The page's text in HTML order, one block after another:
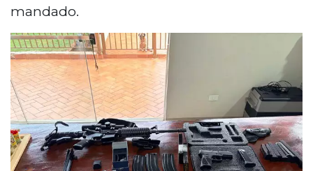
mandado.